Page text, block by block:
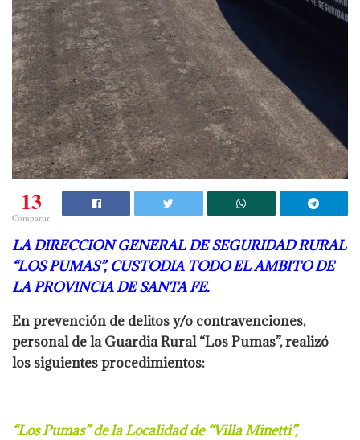
13
Compartir
LA DIRECCION GENERAL DE SEGURIDAD RURAL
“LOS PUMAS”, CUSTODIA TODO EL AMBITO DE
LA PROVINCIA DE SANTA FE.
En prevención de delitos y/o contravenciones,
personal de la Guardia Rural “Los Pumas”, realizó
los siguientes procedimientos:
“Los Pumas” de la Localidad de “Villa Minetti”,